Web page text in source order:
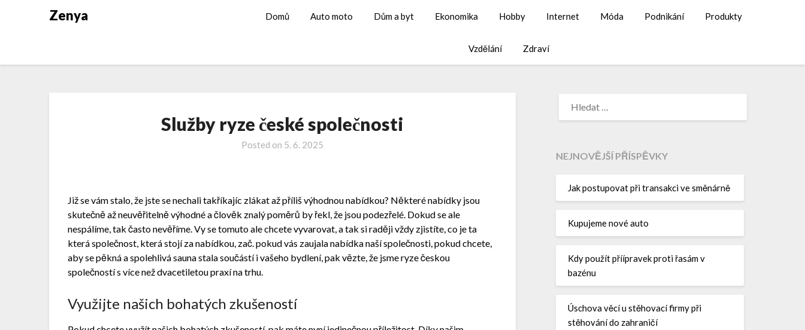
Zenya Domů Auto moto Dům a byt Ekonomika Hobby Internet Móda Podnikání Produkty
Vzdělání Zdraví
Služby ryze české společnosti
Posted on 5. 6. 2025
Již se vám stalo, že jste se nechali takříkajíc zlákat až příliš výhodnou nabídkou? Některé nabídky jsou
skutečně až neuvěřitelně výhodné a člověk znalý poměrů by řekl, že jsou podezřelé. Dokud se ale
nespálíme, tak často nevěříme. Vy se tomuto ale chcete vyvarovat, a tak si raději vždy zjistíte, co je ta
která společnost, která stojí za nabídkou, zač. pokud vás zaujala nabídka naší společnosti, pokud chcete,
aby se pěkná a spolehlivásaunastala součástí i vašeho bydlení, pak vězte, že jsme ryze českou
společností s více než dvacetiletou praxí na trhu.
Využijte našich bohatých zkušeností
NEJNOVĚJŠÍ PŘÍSPĚVKY
Jak postupovat při transakci ve směnárně
Kupujeme nové auto
Kdy použít příípravek proti řasám v
bazénu
Úschova věcí u stěhovací firmy při
stěhování do zahraničí